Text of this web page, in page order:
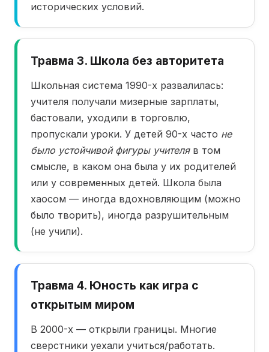
исторических условий.
Травма 3. Школа без авторитета
Школьная система 1990-х развалилась:
учителя получали мизерные зарплаты,
бастовали, уходили в торговлю,
пропускали уроки. У детей 90-х часто не
было устойчивой фигуры учителяв том
смысле, в каком она была у их родителей
или у современных детей. Школа была
хаосом — иногда вдохновляющим (можно
было творить), иногда разрушительным
(не учили).
Травма 4. Юность как игра с
открытым миром
В 2000-х — открыли границы. Многие
сверстники уехали учиться/работать.